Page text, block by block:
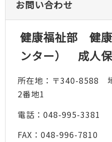
お問い合わせ
健康福祉部 健
ンター） 成人
所在地：〒340-8588
2番地1
電話：048-995-3381
FAX：048-996-7810